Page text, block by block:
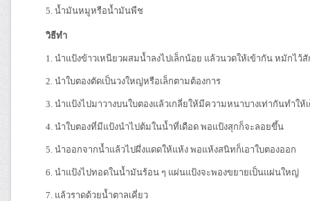
5. น้ำมันหมูหรือน้ำมันพืช
วิธีทำ
1. นำแป้งข้าวเหนียวผสมน้ำลงไปเล็กน้อย แล้วนวดให้เข้ากัน หมักไว้
2. นำใบตองตัดเป็นวงใหญ่หรือเล็กตามต้องการ
3. นำแป้งไปมาวางบนใบตองแล้วเกลี่ยให้มีความหนาบางเท่ากันทำให้
4. นำใบตองที่มีแป้งนำไปต้มในน้ำที่เดือด พอแป้งสุกก็จะลอยขึ้น
5. นำออกจากน้ำแล้วไปผึ่งแดดให้แห้ง พอแห้งสนิทก็เอาใบตองออก
6. นำแป้งไปทอดในน้ำมันร้อน ๆ แผ่นแป้งจะพองขยายเป็นแผ่นใหญ่
7. แล้วราดด้วยน้ำตาลเคี่ยว